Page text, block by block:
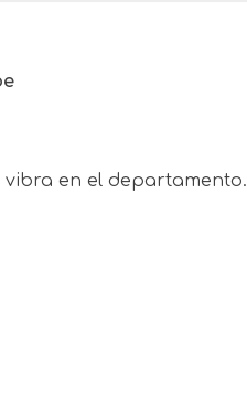
vibra en el departamento.